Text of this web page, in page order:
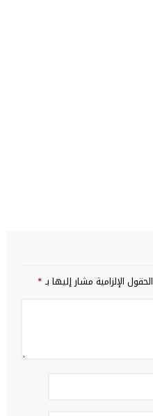
الحقول الإلزامية مشار إليها بـ*